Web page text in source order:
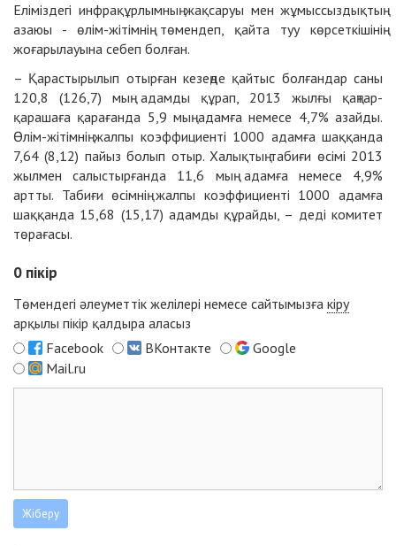
Еліміздегі инфрақұрлымның жақсаруы мен жұмыссыздықтың
азаюы - өлім-жітімнің төмендеп, қайта туу көрсеткішінің
жоғарылауына себеп болған.
– Қарастырылып отырған кезеңде қайтыс болғандар саны
120,8 (126,7) мың адамды құрап, 2013 жылғы қаңтар-
қарашаға қарағанда 5,9 мың адамға немесе 4,7% азайды.
Өлім-жітімнің жалпы коэффициенті 1000 адамға шаққанда
7,64 (8,12) пайыз болып отыр. Халықтың табиғи өсімі 2013
жылмен салыстырғанда 11,6 мың адамға немесе 4,9%
артты. Табиғи өсімнің жалпы коэффициенті 1000 адамға
шаққанда 15,68 (15,17) адамды құрайды, – деді комитет
төрағасы.
0 пікір
Төмендегі әлеуметтік желілері немесе сайтымызға кіру
арқылы пікір қалдыра аласыз
Facebook
ВКонтакте
Google
Mail.ru